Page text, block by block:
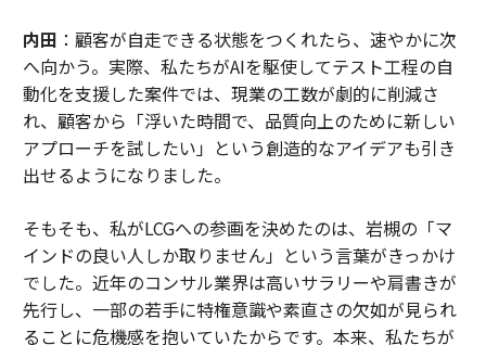
内田 ：顧客が自走できる状態をつくれたら、速やかに次
へ向かう。実際、私たちがAIを駆使してテスト工程の自
動化を支援した案件では、現業の工数が劇的に削減さ
れ、顧客から「浮いた時間で、品質向上のために新しい
アプローチを試したい」という創造的なアイデアも引き
出せるようになりました。
そもそも、私がLCGへの参画を決めたのは、岩槻の「マ
インドの良い人しか取りません」という言葉がきっかけ
でした。近年のコンサル業界は高いサラリーや肩書きが
先行し、一部の若手に特権意識や素直さの欠如が見られ
ることに危機感を抱いていたからです。本来、私たちが